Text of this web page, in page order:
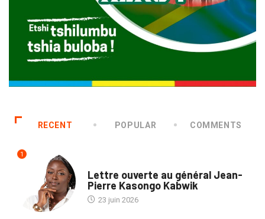
RECENT POPULAR COMMENTS
1
Lettre ouverte au général Jean-
Pierre Kasongo Kabwik
23 juin 2026